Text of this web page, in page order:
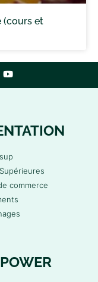
(cours et
commerce